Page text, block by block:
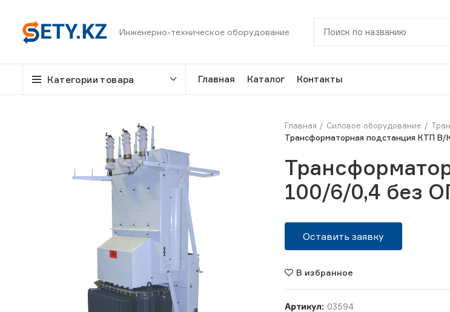
Инженерно-техническое оборудование
Категории товара Главная Каталог Контакты
Главная Силовое оборудование
Трансформаторная подстанция КТП
100/6/0,4 без
Оставить заявку
В избранное
Артикул: 03594